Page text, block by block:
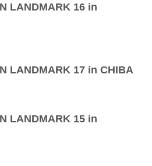
LANDMARK 16 in
LANDMARK 17 in CHIBA
LANDMARK 15 in